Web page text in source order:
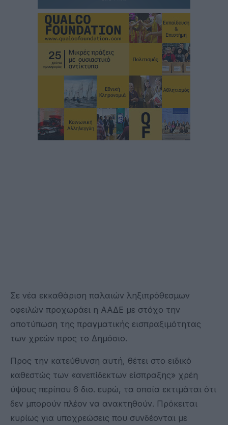
Σε νέα εκκαθάριση παλαιών ληξιπρόθεσμων
οφειλών προχωράει η ΑΑΔΕ με στόχο την
αποτύπωση της πραγματικής εισπραξιμότητας
των χρεών προς το Δημόσιο.
Προς την κατεύθυνση αυτή, θέτει στο ειδικό
καθεστώς των «ανεπίδεκτων είσπραξης» χρέη
ύψους περίπου 6 δισ. ευρώ, τα οποία εκτιμάται ότι
δεν μπορούν πλέον να ανακτηθούν. Πρόκειται
κυρίως για υποχρεώσεις που συνδέονται με